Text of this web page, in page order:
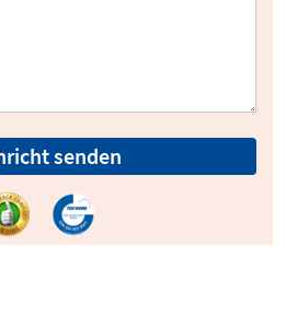
senden